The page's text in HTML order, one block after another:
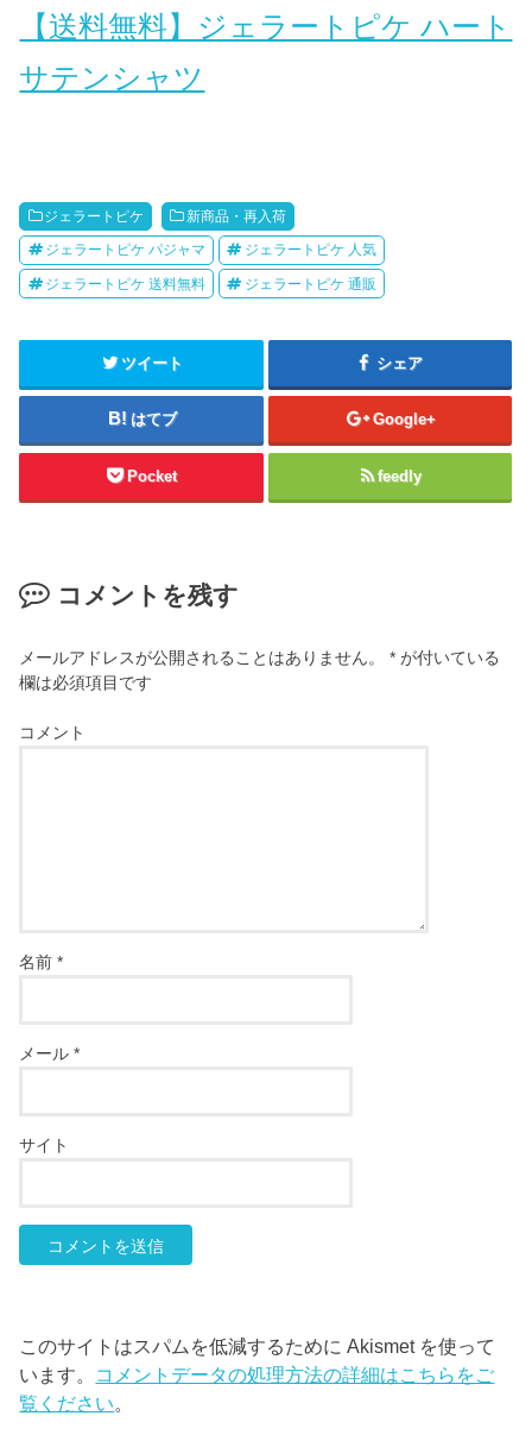
【送料無料】ジェラートピケ ハート
サテンシャツ
ジェラートピケ 新商品・再入荷
ジェラートピケ パジャマ ジェラートピケ 人気
ジェラートピケ 送料無料 ジェラートピケ 通販
ツイート シェア
はてブ Google+
Pocket feedly
コメントを残す
メールアドレスが公開されることはありません。 * が付いている
欄は必須項目です
コメント
名前*
メール*
サイト
このサイトはスパムを低減するために Akismet を使って
います。 コメントデータの処理方法の詳細はこちらをご
覧ください